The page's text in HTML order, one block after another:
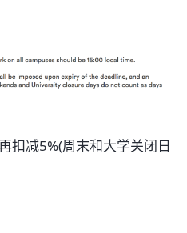
扣减5%(周末和大学关闭日